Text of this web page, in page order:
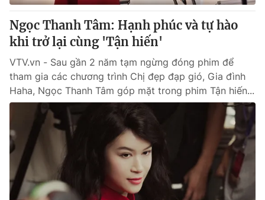
VTV9 VTV8
Liên hệ tòa soạn
THỜI BÁO VTV
Theo dõi báo trên
Cơ quan chủ quản:
Đài Truyền hình Việt Nam
Ngọc Thanh Tâm: Hạnh phúc và tự hào
khi trở lại cùng 'Tận hiến'
VTV.vn - Sau gần 2 năm tạm ngừng đóng phim để
tham gia các chương trình Chị đẹp đạp gió, Gia đình
Haha, Ngọc Thanh Tâm góp mặt trong phim Tận hiến...